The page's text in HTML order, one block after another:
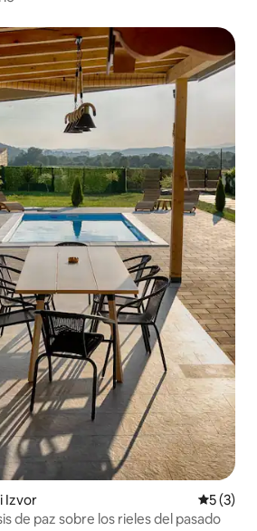
Izvor
5 (3)
de paz sobre los rieles del pasado